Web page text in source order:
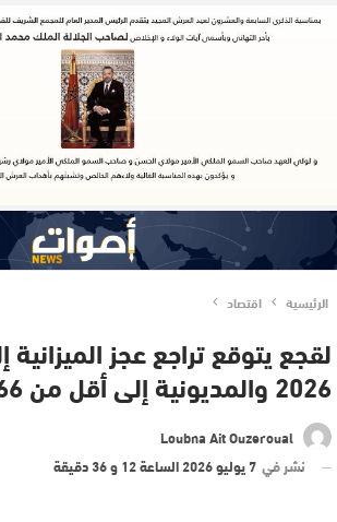
الرئيسية اقتصاد
2026 والمديونية إلى أقل من 66%
Loubna Ait Ouzeroual
نشر في 7 يوليو 2026 الساعة 12 و 36 دقيقة